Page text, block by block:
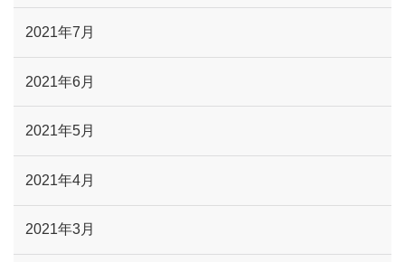
2021年7月
2021年6月
2021年5月
2021年4月
2021年3月